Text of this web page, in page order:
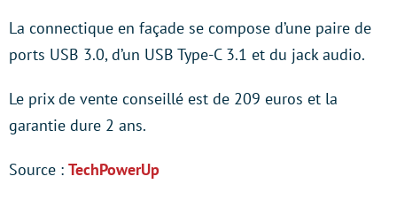
La connectique en façade se compose d’une paire de
ports USB 3.0, d’un USB Type-C 3.1 et du jack audio.
Le prix de vente conseillé est de 209 euros et la
garantie dure 2 ans.
Source : TechPowerUp